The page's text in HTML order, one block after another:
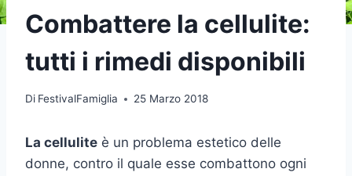
Combattere la cellulite:
tutti i rimedi disponibili
Di FestivalFamiglia 25 Marzo 2018
La cellulite è un problema estetico delle
donne, contro il quale esse combattono ogni